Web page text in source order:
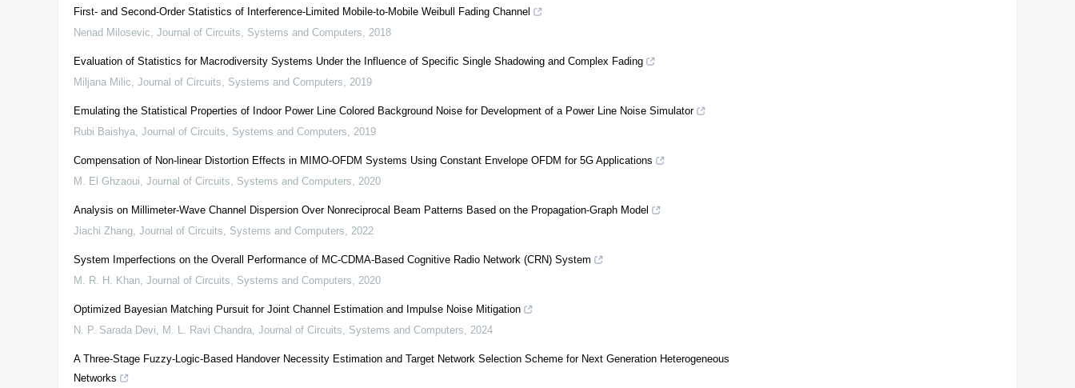
First- and Second-Order Statistics of Interference-Limited Mobile-to-Mobile Weibull Fading Channel
Nenad Milosevic, Journal of Circuits, Systems and Computers, 2018
Evaluation of Statistics for Macrodiversity Systems Under the Influence of Specific Single Shadowing and Complex Fading
Miljana Milic, Journal of Circuits, Systems and Computers, 2019
Emulating the Statistical Properties of Indoor Power Line Colored Background Noise for Development of a Power Line Noise Simulator
Rubi Baishya, Journal of Circuits, Systems and Computers, 2019
Compensation of Non-linear Distortion Effects in MIMO-OFDM Systems Using Constant Envelope OFDM for 5G Applications
M. El Ghzaoui, Journal of Circuits, Systems and Computers, 2020
Analysis on Millimeter-Wave Channel Dispersion Over Nonreciprocal Beam Patterns Based on the Propagation-Graph Model
Jiachi Zhang, Journal of Circuits, Systems and Computers, 2022
System Imperfections on the Overall Performance of MC-CDMA-Based Cognitive Radio Network (CRN) System
M. R. H. Khan, Journal of Circuits, Systems and Computers, 2020
Optimized Bayesian Matching Pursuit for Joint Channel Estimation and Impulse Noise Mitigation
N. P. Sarada Devi, M. L. Ravi Chandra, Journal of Circuits, Systems and Computers, 2024
A Three-Stage Fuzzy-Logic-Based Handover Necessity Estimation and Target Network Selection Scheme for Next Generation Heterogeneous
Networks